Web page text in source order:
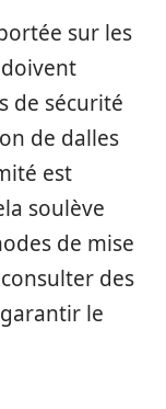
sur les
doivent
de sécurité
de dalles
est
soulève
de mise
des
le